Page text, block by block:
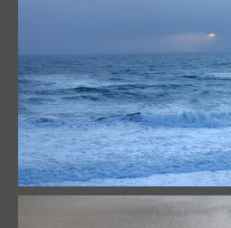
Tracée à marée
22637